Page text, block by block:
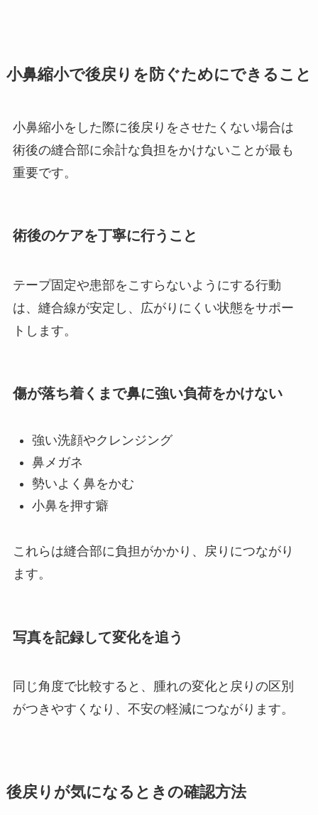
小鼻縮小で後戻りを防ぐためにできること
小鼻縮小をした際に後戻りをさせたくない場合は
術後の縫合部に余計な負担をかけないことが最も
重要です。
術後のケアを丁寧に行うこと
テープ固定や患部をこすらないようにする行動
は、縫合線が安定し、広がりにくい状態をサポー
トします。
傷が落ち着くまで鼻に強い負荷をかけない
強い洗顔やクレンジング
鼻メガネ
勢いよく鼻をかむ
小鼻を押す癖
これらは縫合部に負担がかかり、戻りにつながり
ます。
写真を記録して変化を追う
同じ角度で比較すると、腫れの変化と戻りの区別
がつきやすくなり、不安の軽減につながります。
後戻りが気になるときの確認方法